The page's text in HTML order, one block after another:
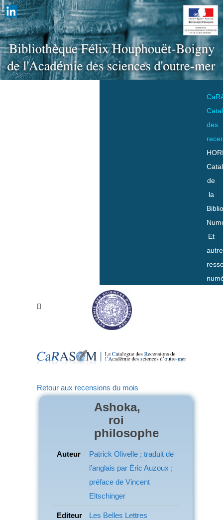
des
de
la
Et
Retour aux recensions du mois
Ashoka,
roi
philosophe
Auteur
Patrick Olivelle ; traduit de
l’anglais par Éric Auzoux ;
préface de Vincent
Eltschinger
Editeur Les Belles Lettres